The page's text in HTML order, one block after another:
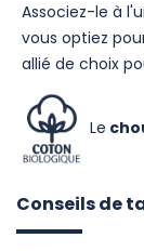
Associez-le à
vous optiez
allié de choix
Le
Conseils de